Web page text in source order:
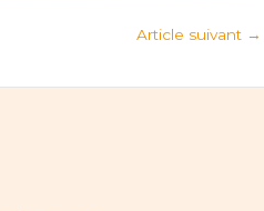
Article suivant →